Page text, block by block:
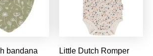
bandana
Little Dutch Romper